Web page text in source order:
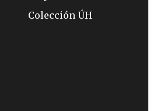
Colección ÚH